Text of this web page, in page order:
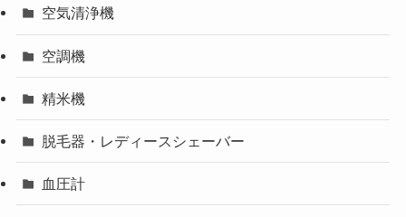
空気清浄機
空調機
精米機
脱毛器・レディースシェーバー
血圧計